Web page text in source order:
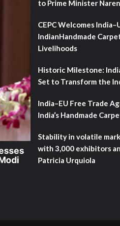
to Prime Minister
CEPC Welcomes
IndianHandmade
Livelihoods
Historic Milestone:
Set to Transform the
India–EU Free Trade
India’s Handmade
Stability in volatile
with 3,000 exhibitors
Patricia Urquiola